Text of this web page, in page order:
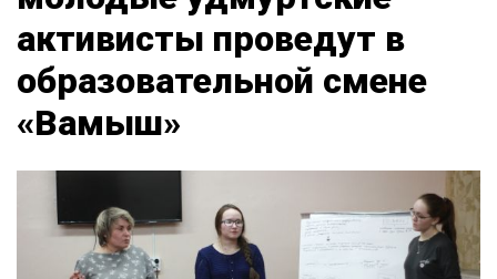
активисты проведут в
образовательной смене
«Вамыш»